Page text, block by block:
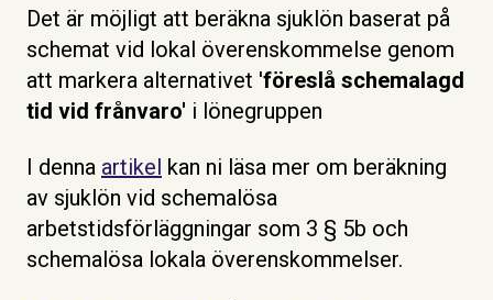
Det är möjligt att beräkna sjuklön baserat på
schemat vid lokal överenskommelse genom
att markera alternativet 'föreslå schemalagd
tid vid frånvaro' i lönegruppen
I denna artikel kan ni läsa mer om beräkning
av sjuklön vid schemalösa
arbetstidsförläggningar som 3 § 5b och
schemalösa lokala överenskommelser.